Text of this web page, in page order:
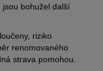
bohužel další
riziko
renomovaného
strava pomohou.